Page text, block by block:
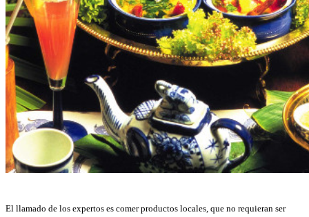
El llamado de los expertos es comer productos locales, que no requieran ser